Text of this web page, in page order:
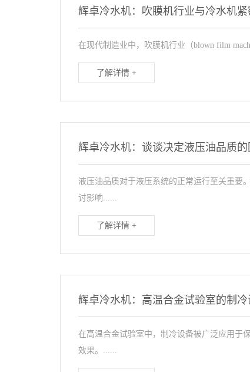
辉卓冷水机：吹膜机行业与冷水机
在现代制造业中，吹膜机行业（blown film
了解详情 +
辉卓冷水机：谈谈决定液压油品质的
液压油品质对于液压系统的正常运行至关重要
讨影响......
了解详情 +
辉卓冷水机：高温合金试验室的制
在高温合金试验室中，制冷设备被广泛应用于
效果。......